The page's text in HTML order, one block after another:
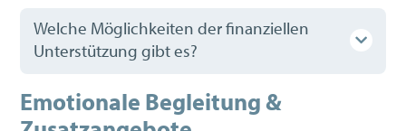
Welche Möglichkeiten der finanziellen
Unterstützung gibt es?
Emotionale Begleitung &